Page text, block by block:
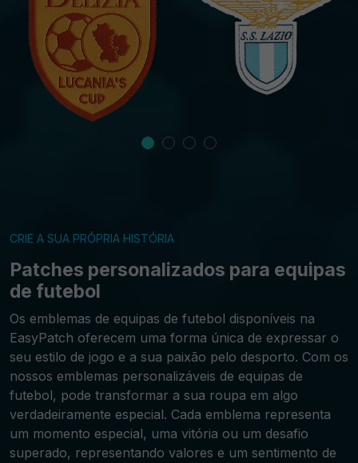
CRIE A SUA PRÓPRIA HISTÓRIA
Patches personalizados para equipas
de futebol
Os emblemas de equipas de futebol disponíveis na
EasyPatch oferecem uma forma única de expressar o
seu estilo de jogo e a sua paixão pelo desporto. Com os
nossos emblemas personalizáveis de equipas de
futebol, pode transformar a sua roupa em algo
verdadeiramente especial. Cada emblema representa
um momento especial, uma vitória ou um desafio
superado, representando valores e um sentimento de